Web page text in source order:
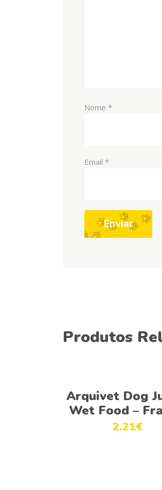
Nome *
Email *
Produtos
Ver opções
Arquivet Dog
Wet Food –
2.21€